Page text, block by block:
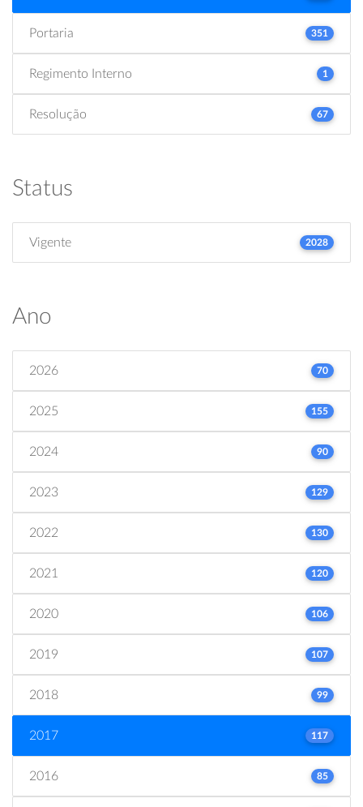
Portaria 351
Regimento Interno 1
Resolução 67
Status
Vigente 2028
Ano
2026 70
2025 155
2024 90
2023 129
2022 130
2021 120
2020 106
2019 107
2018 99
2017 117
2016 85